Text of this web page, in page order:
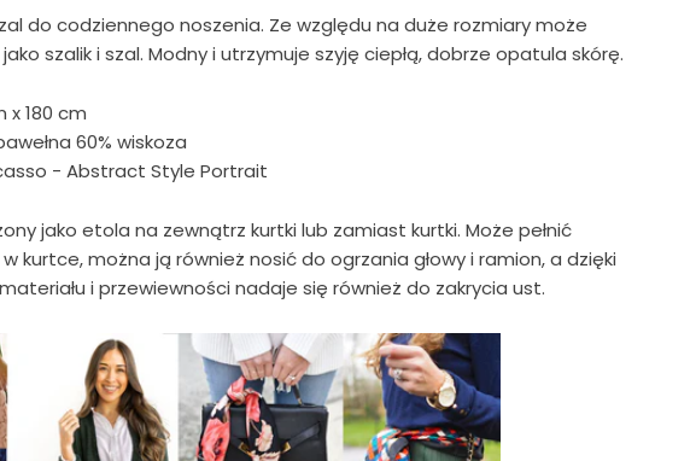
do codziennego noszenia. Ze względu na duże rozmiary może
jako szalik i szal. Modny i utrzymuje szyję ciepłą, dobrze opatula skórę.
x 180 cm
60% wiskoza
- Abstract Style Portrait
jako etola na zewnątrz kurtki lub zamiast kurtki. Może pełnić
kurtce, można ją również nosić do ogrzania głowy i ramion, a dzięki
i przewiewności nadaje się również do zakrycia ust.